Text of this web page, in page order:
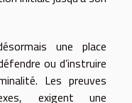
une place
ou d’instruire
Les preuves
exigent une